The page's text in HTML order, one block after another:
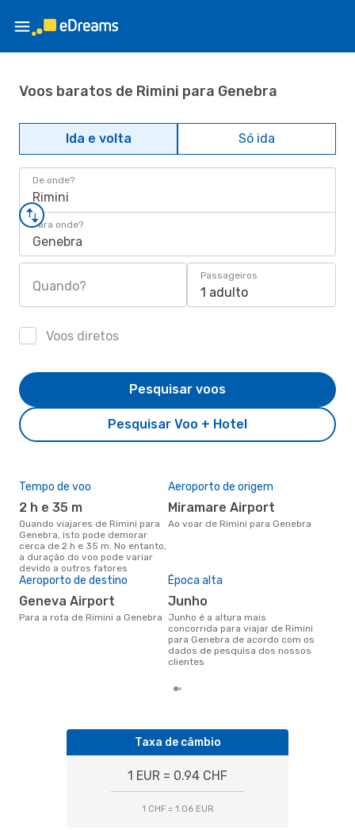
Voos baratos de Rimini para Genebra
Ida e volta Só ida
De onde?
Rimini
Para onde?
Genebra
Quando?
Passageiros
1 adulto
Voos diretos
Pesquisar Voo + Hotel
Pesquisar voos
Tempo de voo
2 h e 35 m
Quando viajares de Rimini para
Genebra, isto pode demorar
cerca de 2 h e 35 m. No entanto,
a duração do voo pode variar
devido a outros fatores
Aeroporto de origem
Miramare Airport
Ao voar de Rimini para Genebra
Aeroporto de destino
Geneva Airport
Para a rota de Rimini a Genebra
Época alta
junho
junho é a altura mais
concorrida para viajar de Rimini
para Genebra de acordo com os
dados de pesquisa dos nossos
clientes
Taxa de câmbio
1 EUR = 0.94 CHF
1 CHF = 1.06 EUR